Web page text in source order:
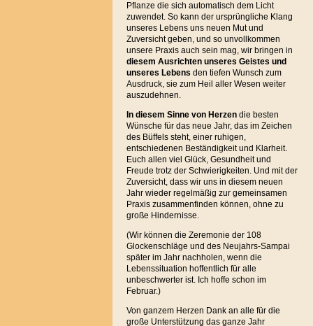
Pflanze die sich automatisch dem Licht
zuwendet. So kann der ursprüngliche Klang
unseres Lebens uns neuen Mut und
Zuversicht geben, und so unvollkommen
unsere Praxis auch sein mag, wir bringen in
diesem Ausrichten unseres Geistes und
unseres Lebens den tiefen Wunsch zum
Ausdruck, sie zum Heil aller Wesen weiter
auszudehnen.
In diesem Sinne von Herzendie besten
Wünsche für das neue Jahr, das im Zeichen
des Büffels steht, einer ruhigen,
entschiedenen Beständigkeit und Klarheit.
Euch allen viel Glück, Gesundheit und
Freude trotz der Schwierigkeiten. Und mit der
Zuversicht, dass wir uns in diesem neuen
Jahr wieder regelmäßig zur gemeinsamen
Praxis zusammenfinden können, ohne zu
große Hindernisse.
(Wir können die Zeremonie der 108
Glockenschläge und des Neujahrs-Sampai
später im Jahr nachholen, wenn die
Lebenssituation hoffentlich für alle
unbeschwerter ist. Ich hoffe schon im
Februar.)
Von ganzem Herzen Dank an alle für die
große Unterstützung das ganze Jahr